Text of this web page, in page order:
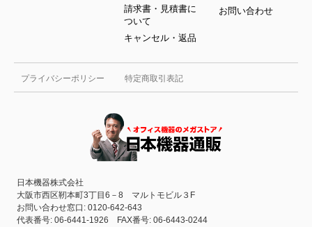
プライバシーポリシー 特定商取引表記
日本機器株式会社
大阪市西区靭本町3丁目6－8 マルトモビル３F
お問い合わせ窓口: 0120-642-643
代表番号: 06-6441-1926 FAX番号: 06-6443-0244
請求書・見積書に
ついて
キャンセル・返品
お問い合わせ